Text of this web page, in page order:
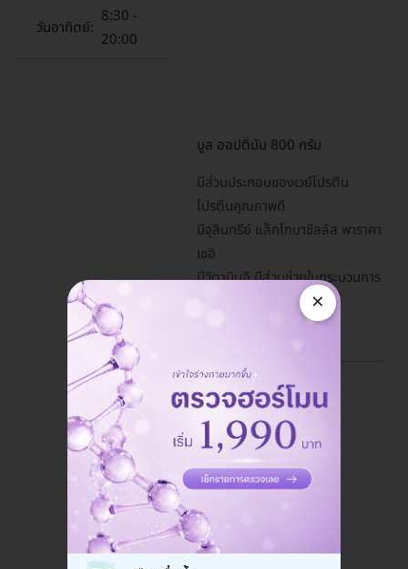
วันอาทิตย์:
8:30 -
20:00
บูส ออปติมัม 800 กรัม
มีส่วนประกอบของเวย์โปรตีน
โปรตีนคุณภาพดี
มีจุลินทรีย์ แล็กโทบาซิลลัส พาราคา
เซอิ
มีวิตามินอี มีส่วนช่วยในกระบวนการ
×